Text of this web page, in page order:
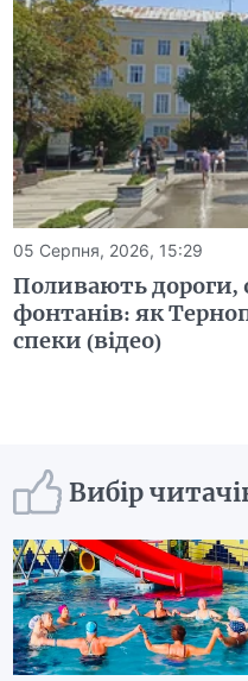
05 Серпня, 2026, 15:29
Поливають дороги,
фонтанів: як
спеки (відео)
Вибір